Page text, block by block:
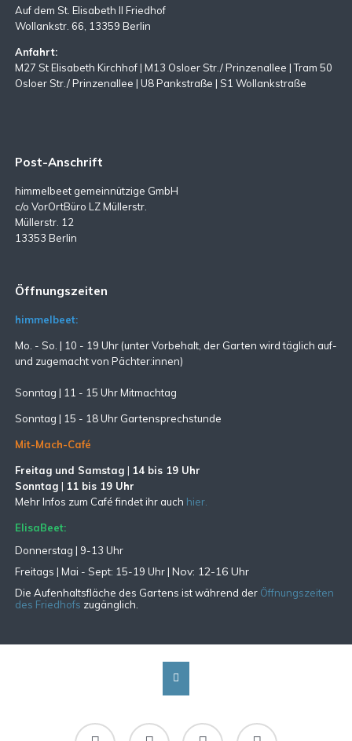
Auf dem St. Elisabeth II Friedhof
Wollankstr. 66, 13359 Berlin
Anfahrt:
M27 St Elisabeth Kirchhof | M13 Osloer Str./ Prinzenallee | Tram 50
Osloer Str./ Prinzenallee | U8 Pankstraße | S1 Wollankstraße
Post-Anschrift
himmelbeet gemeinnützige GmbH
c/o VorOrtBüro LZ Müllerstr.
Müllerstr. 12
13353 Berlin
Öffnungszeiten
himmelbeet:
Mo. - So. | 10 - 19 Uhr (unter Vorbehalt, der Garten wird täglich auf-
und zugemachtvon Pächter:innen)
Sonntag | 11 - 15 Uhr Mitmachtag
Sonntag | 15 - 18 Uhr Gartensprechstunde
Mit-Mach-Café
Freitag und Samstag | 14 bis 19 Uhr
Sonntag | 11 bis 19 Uhr
Mehr Infos zum Café findet ihr auch hier.
ElisaBeet:
Donnerstag | 9-13 Uhr
Freitags | Mai - Sept: 15-19 Uhr | Nov: 12-16 Uhr
Die Aufenhaltsfläche des Gartens ist während derÖffnungszeiten
des Friedhofs zugänglich.